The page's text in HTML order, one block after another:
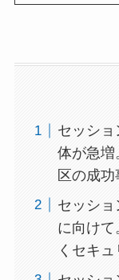
セッシ
体が急増
区の成
セッシ
に向け
くセキ